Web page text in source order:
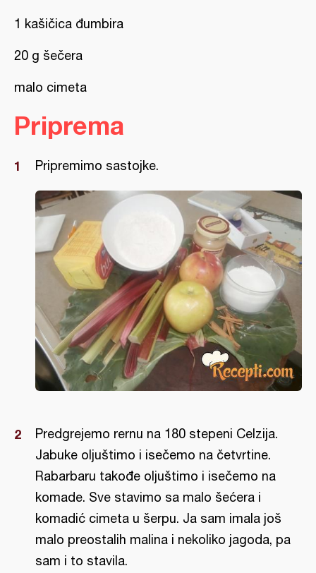
1 kašičica đumbira
20 g šečera
malo cimeta
Priprema
Pripremimo sastojke.
Predgrejemo rernu na 180 stepeni Celzija.
Jabuke oljuštimo i isečemo na četvrtine.
Rabarbaru takođe oljuštimo i isečemo na
komade. Sve stavimo sa malo šećera i
komadić cimeta u šerpu. Ja sam imala još
malo preostalih malina i nekoliko jagoda, pa
sam i to stavila.